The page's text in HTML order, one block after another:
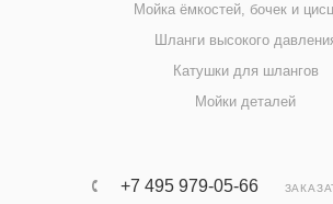
Мойка ёмкостей, бочек и
Шланги высокого
Катушки для шлангов
Мойки деталей
+7 495 979-05-66